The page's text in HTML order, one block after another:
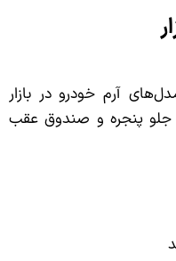
آرم خودرو در بازار
پنجره و صندوق عقب